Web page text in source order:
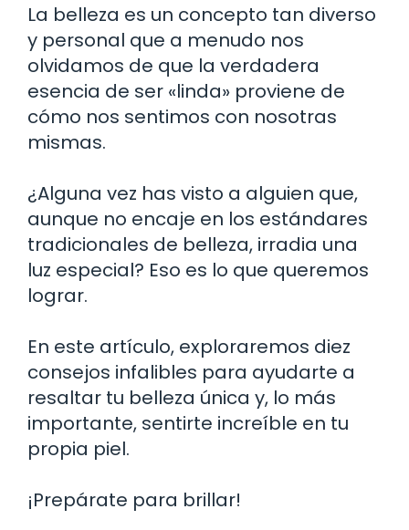
La belleza es un concepto tan diverso
y personal que a menudo nos
olvidamos de que la verdadera
esencia de ser «linda» proviene de
cómo nos sentimos con nosotras
mismas.
¿Alguna vez has visto a alguien que,
aunque no encaje en los estándares
tradicionales de belleza, irradia una
luz especial? Eso es lo que queremos
lograr.
En este artículo, exploraremos diez
consejos infalibles para ayudarte a
resaltar tu belleza única y, lo más
importante, sentirte increíble en tu
propia piel.
¡Prepárate para brillar!